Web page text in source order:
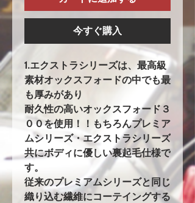
今すぐ購入
1.エクストラシリーズは、最高級
素材オックスフォードの中でも最
も厚みがあり
耐久性の高いオックスフォード３
００を使用！！もちろんプレミア
ムシリーズ・エクストラシリーズ
共にボディに優しい裏起毛仕様で
す。
従来のプレミアムシリーズと同じ
織り込む繊維にコーテイングする